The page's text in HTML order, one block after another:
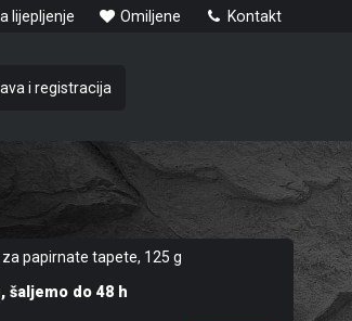
papirnate tapete, 125 g
šaljemo do 48 h
lijepljenje Omiljene Kontakt
i registracija